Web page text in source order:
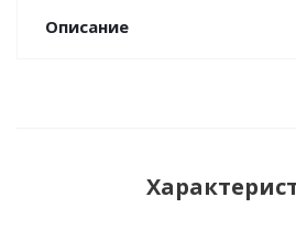
Описание